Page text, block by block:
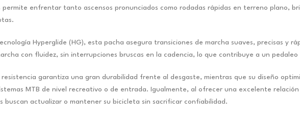
permite enfrentar tanto ascensos pronunciados como rodadas rápidas en terreno plano,
Hyperglide (HG), esta pacha asegura transiciones de marcha suaves, precisas y
con fluidez, sin interrupciones bruscas en la cadencia, lo que contribuye a un
garantiza una gran durabilidad frente al desgaste, mientras que su diseño
MTB de nivel recreativo o de entrada. Igualmente, al ofrecer una excelente
buscan actualizar o mantener su bicicleta sin sacrificar confiabilidad.